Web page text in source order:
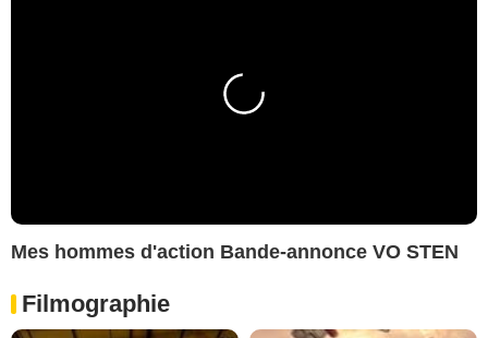
Mes hommes d'action Bande-annonce VO STEN
Filmographie